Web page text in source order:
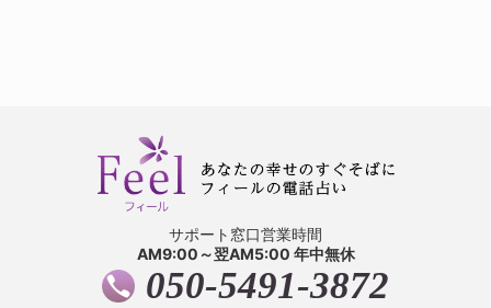
サポート窓口営業時間
AM9:00～翌AM5:00 年中無休
050-5491-3872